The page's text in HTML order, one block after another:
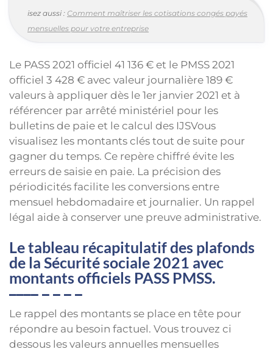
isez aussi : Comment maîtriser les cotisations congés payés
mensuelles pour votre entreprise
Le PASS 2021 officiel 41 136 € et le PMSS 2021
officiel 3 428 € avec valeur journalière 189 €
valeurs à appliquer dès le 1er janvier 2021 et à
référencer par arrêté ministériel pour les
bulletins de paie et le calcul des IJSVous
visualisez les montants clés tout de suite pour
gagner du temps. Ce repère chiffré évite les
erreurs de saisie en paie. La précision des
périodicités facilite les conversions entre
mensuel hebdomadaire et journalier. Un rappel
légal aide à conserver une preuve administrative.
Le tableau récapitulatif des plafonds
de la Sécurité sociale 2021 avec
montants officiels PASS PMSS.
Le rappel des montants se place en tête pour
répondre au besoin factuel. Vous trouvez ci
dessous les valeurs annuelles mensuelles